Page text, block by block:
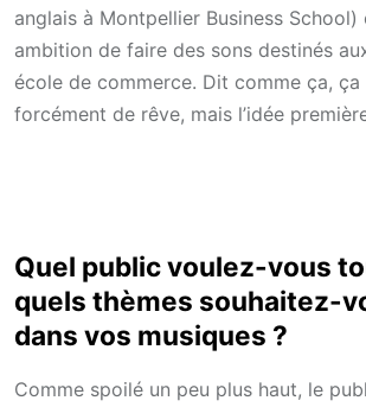
anglais à Montpellier Business
ambition de faire des sons destinés
école de commerce. Dit comme ça, ça
forcément de rêve, mais l’idée
Quel public voulez-vous
quels thèmes souhaitez-
dans vos musiques ?
Comme spoilé un peu plus haut, le